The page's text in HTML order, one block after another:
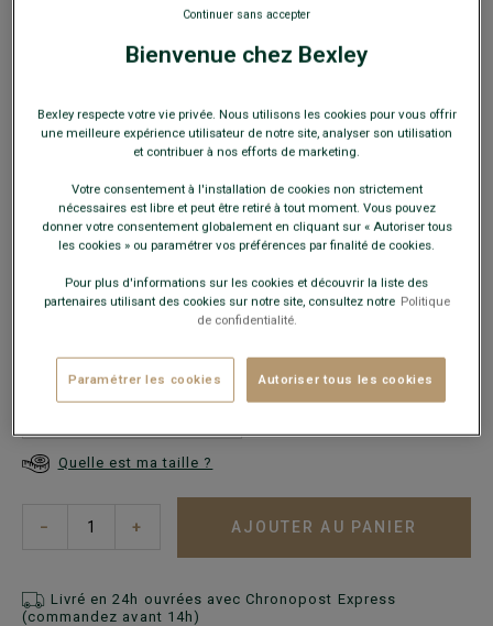
Payez en plusieurs fois dès 199€ d'achat
COULEURS DISPONIBLES
taille habituelle.
Quelle est ma taille ?
− + AJOUTER AU PANIER
Livré en 24h ouvrées avec Chronopost Express
(commandez avant 14h)
Bienvenue chez Bexley
Bexley respecte votre vie privée. Nous utilisons les cookies pour vous offrir
une meilleure expérience utilisateur de notre site, analyser son utilisation
et contribuer à nos efforts de marketing.
Votre consentement à l'installation de cookies non strictement
nécessaires est libre et peut être retiré à tout moment. Vous pouvez
donner votre consentement globalement en cliquant sur « Autoriser tous
les cookies » ou paramétrer vos préférences par finalité de cookies.
Pour plus d'informations sur les cookies et découvrir la liste des
partenaires utilisant des cookies sur notre site, consultez notre Politique
de confidentialité.
Paramétrer les cookies Autoriser tous les cookies
Continuer sans accepter